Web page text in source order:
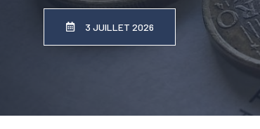
3 JUILLET 2026